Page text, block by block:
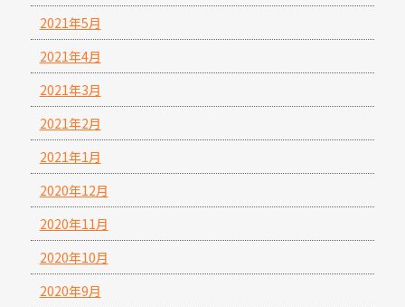
2021年5月
2021年4月
2021年3月
2021年2月
2021年1月
2020年12月
2020年11月
2020年10月
2020年9月